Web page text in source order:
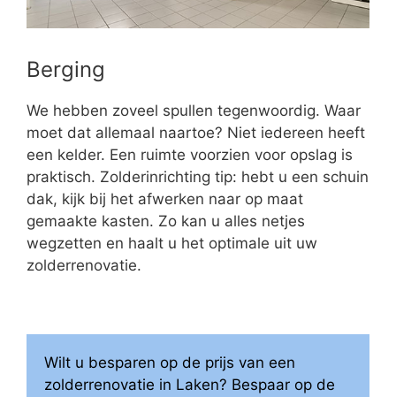
Berging
We hebben zoveel spullen tegenwoordig. Waar
moet dat allemaal naartoe? Niet iedereen heeft
een kelder. Een ruimte voorzien voor opslag is
praktisch. Zolderinrichting tip: hebt u een schuin
dak, kijk bij het afwerken naar op maat
gemaakte kasten. Zo kan u alles netjes
wegzetten en haalt u het optimale uit uw
zolderrenovatie.
Wilt u besparen op de prijs van een
zolderrenovatie in Laken? Bespaar op de